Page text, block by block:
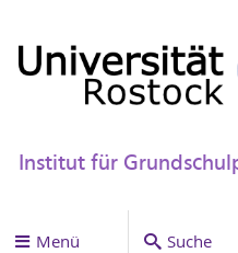
Institut für
Menü Suche